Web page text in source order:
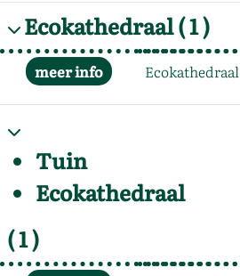
Ecokathedraal( 1 )
Ecokathedraal
Tuin
Ecokathedraal
( 1 )